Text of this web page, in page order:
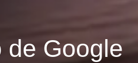
de Google